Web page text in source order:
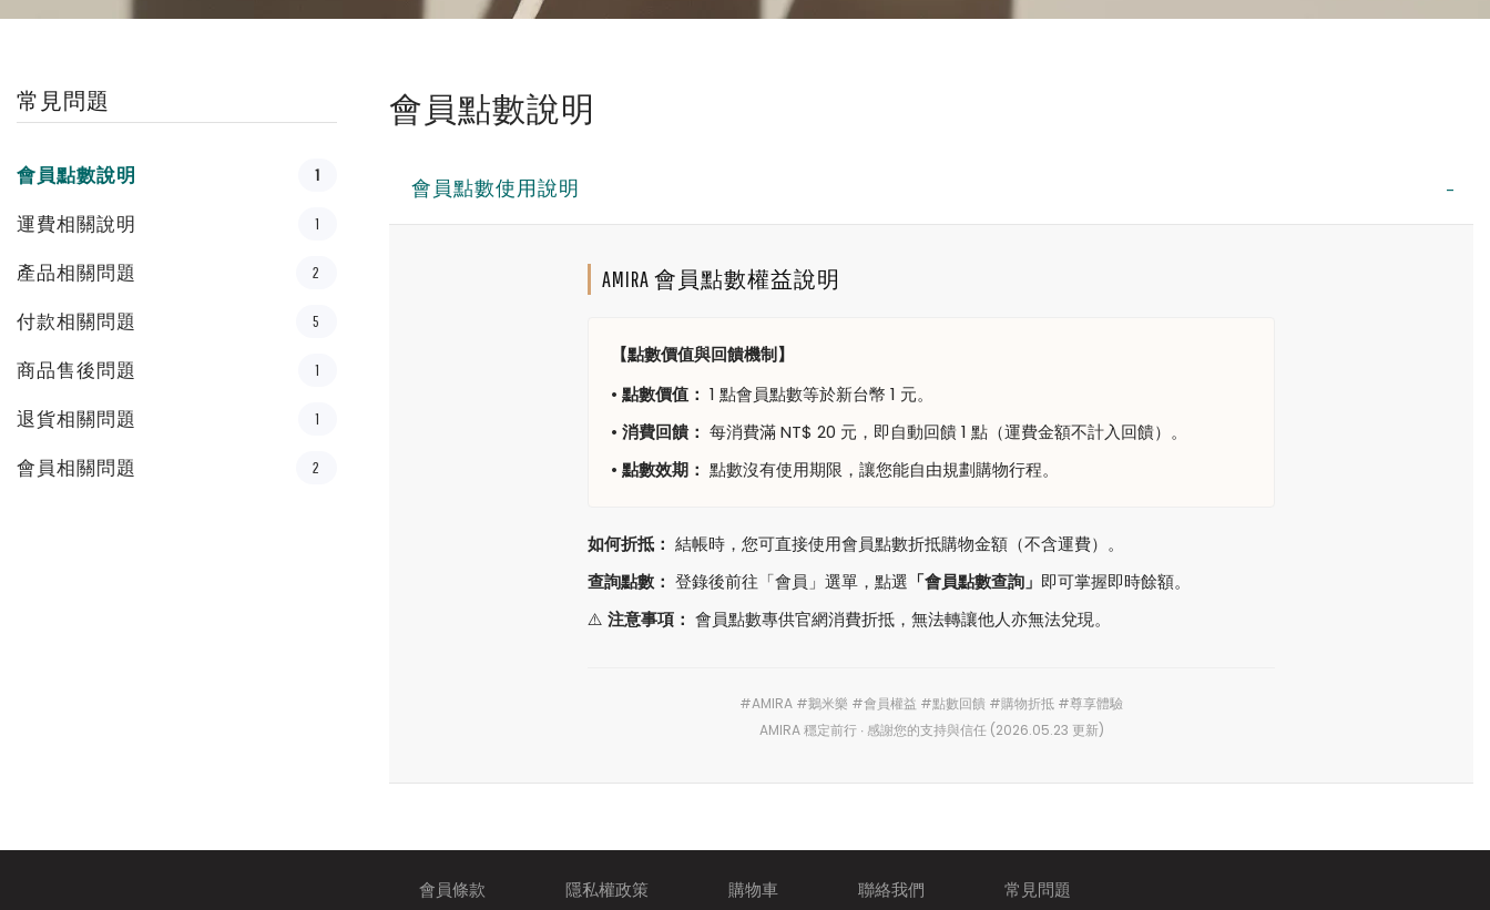
常見問題
會員點數說明 1
運費相關說明 1
產品相關問題 2
付款相關問題 5
商品售後問題 1
退貨相關問題 1
會員相關問題 2
會員點數說明
會員點數使用說明
AMIRA 會員點數權益說明
【點數價值與回饋機制】
• 點數價值： 1 點會員點數等於新台幣 1 元。
• 消費回饋： 每消費滿 NT$ 20 元，即自動回饋 1 點（運費金額不計入回饋）。
• 點數效期： 點數沒有使用期限，讓您能自由規劃購物行程。
如何折抵： 結帳時，您可直接使用會員點數折抵購物金額（不含運費）。
查詢點數： 登錄後前往「會員」選單，點選 「會員點數查詢」 即可掌握即時餘額。
⚠️ 注意事項： 會員點數專供官網消費折抵，無法轉讓他人亦無法兌現。
#AMIRA #鵝米樂 #會員權益 #點數回饋 #購物折抵 #尊享體驗
AMIRA 穩定前行 ∙ 感謝您的支持與信任 (2026.05.23 更新)
會員條款 隱私權政策 購物車 聯絡我們 常見問題